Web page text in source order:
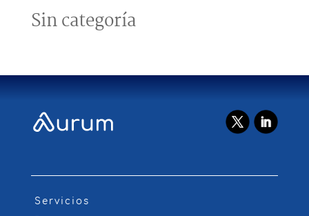
Sin categoría
Servicios